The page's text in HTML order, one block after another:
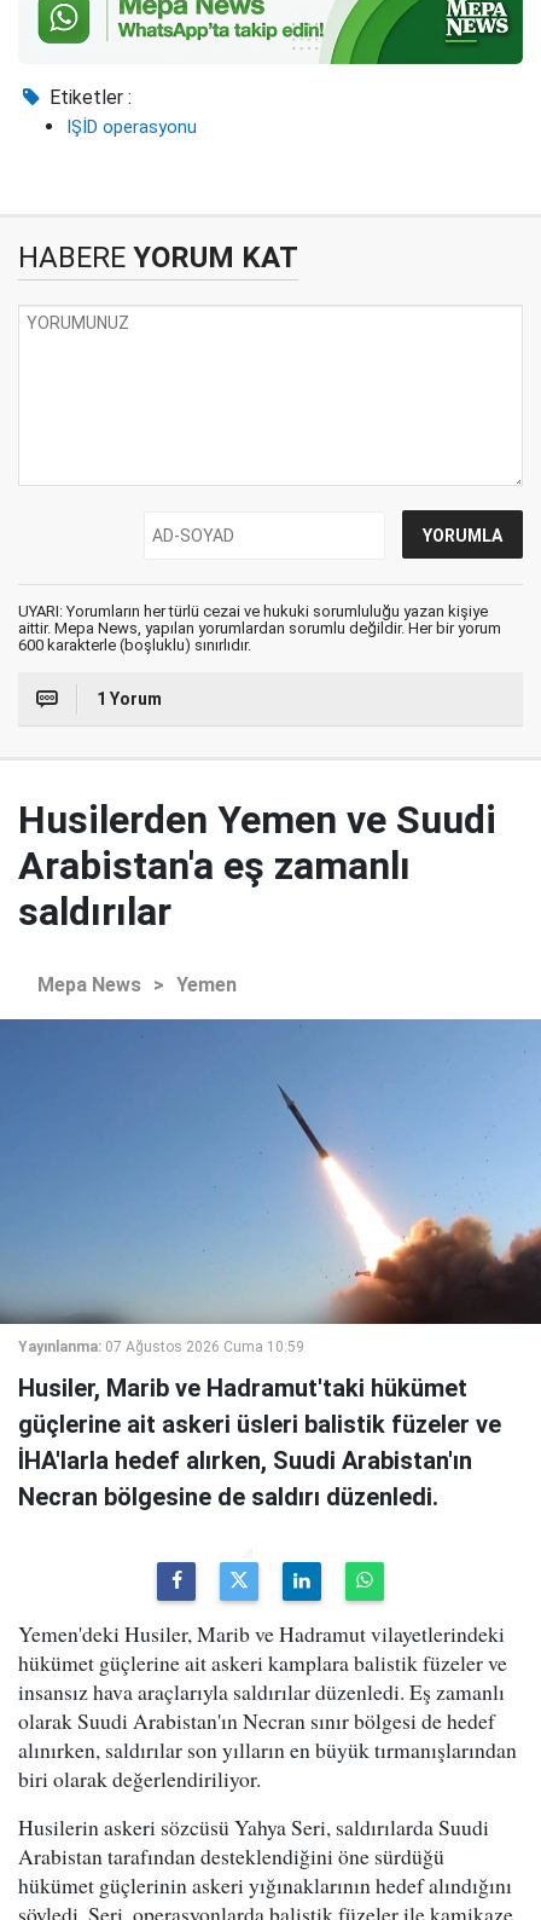
Etiketler :
IŞİD operasyonu
HABERE YORUM KAT
UYARI: Yorumların her türlü cezai ve hukuki sorumluluğu yazan kişiye
aittir. Mepa News, yapılan yorumlardan sorumlu değildir. Her bir yorum
600 karakterle (boşluklu) sınırlıdır.
1 Yorum
Husilerden Yemen ve Suudi
Arabistan'a eş zamanlı
saldırılar
Mepa News > Yemen
Yayınlanma: 07 Ağustos 2026 Cuma 10:59
Husiler, Marib ve Hadramut'taki hükümet
güçlerine ait askeri üsleri balistik füzeler ve
İHA'larla hedef alırken, Suudi Arabistan'ın
Necran bölgesine de saldırı düzenledi.
Yemen'deki Husiler, Marib ve Hadramut vilayetlerindeki
hükümet güçlerine ait askeri kamplara balistik füzeler ve
insansız hava araçlarıyla saldırılar düzenledi. Eş zamanlı
olarak Suudi Arabistan'ın Necran sınır bölgesi de hedef
alınırken, saldırılar son yılların en büyük tırmanışlarından
biri olarak değerlendiriliyor.
Husilerin askeri sözcüsü Yahya Seri, saldırılarda Suudi
Arabistan tarafından desteklendiğini öne sürdüğü
hükümet güçlerinin askeri yığınaklarının hedef alındığını